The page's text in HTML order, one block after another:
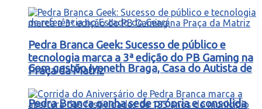
Com gestão Ivoneth Braga, Casa do Autista de
Pedra Branca ganha sede própria e consolida
Pedra Branca Geek: Sucesso de público e
tecnologia marca a 3ª edição do PB Gaming na
Praça da Matriz